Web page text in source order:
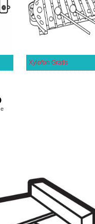
Xylofon Gratis